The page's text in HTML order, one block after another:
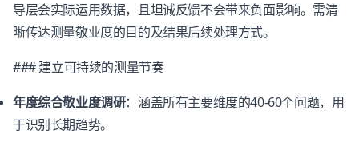
导层会实际运用数据，且坦诚反馈不会带来负面影响。需清
晰传达测量敬业度的目的及结果后续处理方式。
### 建立可持续的测量节奏
年度综合敬业度调研：涵盖所有主要维度的40-60个问题，用
于识别长期趋势。